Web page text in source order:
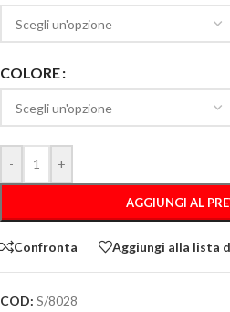
COLORE
- +
AGGIUNGI AL
Confronta Aggiungi alla lista
COD: S/8028